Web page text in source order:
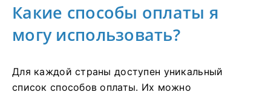
Какие способы оплаты я
могу использовать?
Для каждой страны доступен уникальный
список способов оплаты. Их можно